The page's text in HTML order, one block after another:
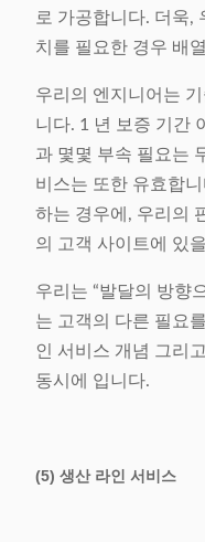
로 가공합니다. 더욱,
치를 필요한 경우 배
우리의 엔지니어는
니다. 1 년 보증 기간
과 몇몇 부속 필요는
비스는 또한 유효합
하는 경우에, 우리의
의 고객 사이트에 있
우리는 “발달의 방향
는 고객의 다른 필요
인 서비스 개념 그리
동시에 입니다.
(5) 생산 라인 서비스